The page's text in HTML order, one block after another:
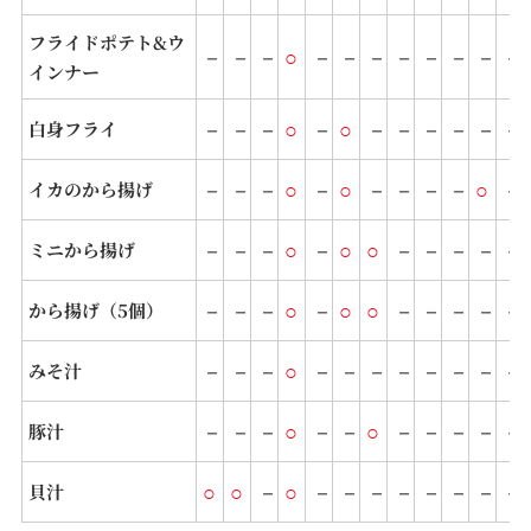
フライドポテト&ウ
インナー
－ － － ○ － － － － － － － －
白身フライ － － － ○ － ○ － － － － － －
イカのから揚げ － － － ○ － ○ － － － － ○ －
ミニから揚げ － － － ○ － ○ ○ － － － － －
から揚げ（5個） － － － ○ － ○ ○ － － － － －
みそ汁 － － － ○ － － － － － － － －
豚汁 － － － ○ － － ○ － － － － －
貝汁 ○ ○ － ○ － － － － － － － －